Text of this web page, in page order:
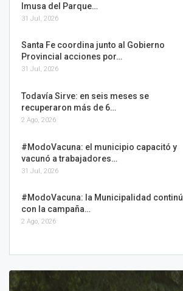
Imusa del Parque…
31 Jul, 2026
Santa Fe coordina junto al Gobierno
Provincial acciones por…
31 Jul, 2026
Todavía Sirve: en seis meses se
recuperaron más de 6…
2 Ago, 2026
#ModoVacuna: el municipio capacitó y
vacunó a trabajadores…
31 Jul, 2026
#ModoVacuna: la Municipalidad
con la campaña…
2 Ago, 2026